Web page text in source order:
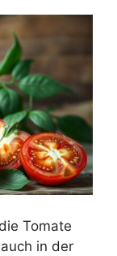
Tomate
in der